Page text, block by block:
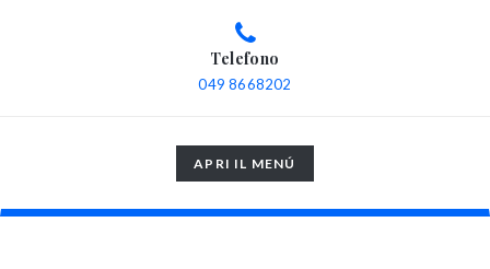
Telefono
049 8668202
TOGGLE
NAVIGATION
APRI IL MENÚ